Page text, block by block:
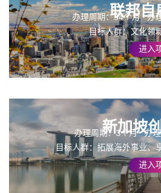
联邦自
办理周期：34个月
办
目标人群：文化领
进入
新加坡
办理周期：3个月
办
目标人群：拓展海外事业、
进入